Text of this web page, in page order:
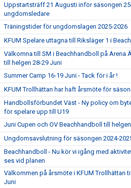
Uppstartsträff 21 Augusti inför säsongen
ungdomsledare
Träningstider för ungdomslagen 2025-2026
KFUM Spelare uttagna till Riksläger 1 i
Välkomna till SM i Beachhandboll på Arena
till helgen 28-29 Juni
Summer Camp 16-19 Juni - Tack för i år !
KFUM Trollhättan har haft årsmöte för
Handbollsförbundet Väst - Ny policy om
för spelare upp till U19
Juni Cupen och OV Beachhandboll till helgen
Ungdomsavslutning för säsongen 2024-
Beachhandboll - Nu kör vi igång med
ses vid planen
Välkommen på årsmöte i KFUM Trollhättan
Juni